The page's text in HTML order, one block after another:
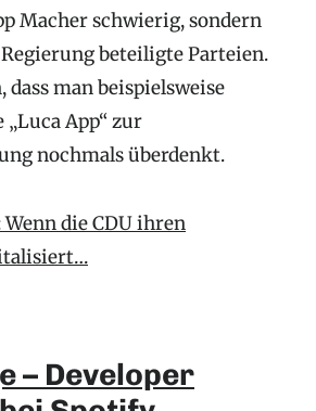
Macher schwierig, sondern
beteiligte Parteien.
dass man beispielsweise
App“ zur
nochmals überdenkt.
die CDU ihren
– Developer